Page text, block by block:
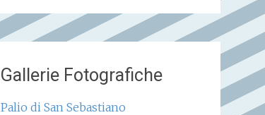
Gallerie Fotografiche
Palio di San Sebastiano